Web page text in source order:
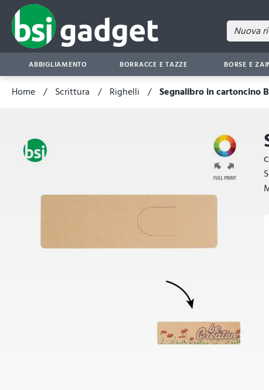
ABBIGLIAMENTO BORRACCE E TAZZE BORSE E
Home Scrittura Righelli Segnalibro in cartoncino